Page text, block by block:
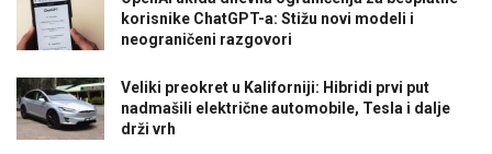
korisnike ChatGPT-a: Stižu novi modeli i
neograničeni razgovori
Veliki preokret u Kaliforniji: Hibridi prvi put
nadmašili električne automobile, Tesla i dalje
drži vrh